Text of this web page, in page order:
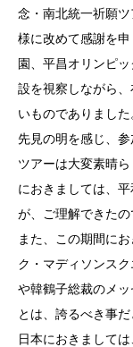
念・南北統一祈願
様に改めて感謝を
園、平昌オリンピ
設を視察しながら
いものでありまし
先見の明を感じ、
ツアーは大変素晴
におきましては、
が、ご理解できたの
また、この期間に
ク・マディソンス
や韓鶴子総裁のメ
とは、誇るべき事だ
日本におきまして